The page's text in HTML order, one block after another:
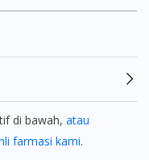
di bawah,atau
farmasi kami.